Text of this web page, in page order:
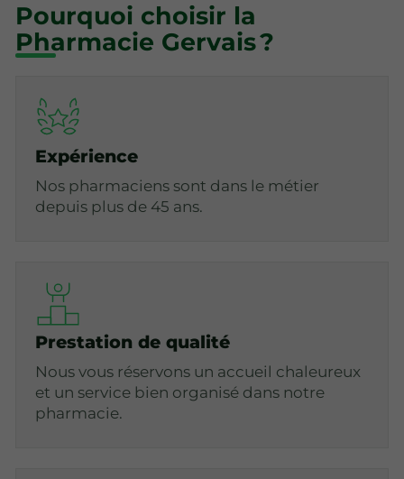
Pourquoi choisir la
Pharmacie Gervais ?
Expérience
Nos pharmaciens sont dans le métier
depuis plus de 45 ans.
Prestation de qualité
Nous vous réservons un accueil chaleureux
et un service bien organisé dans notre
pharmacie.